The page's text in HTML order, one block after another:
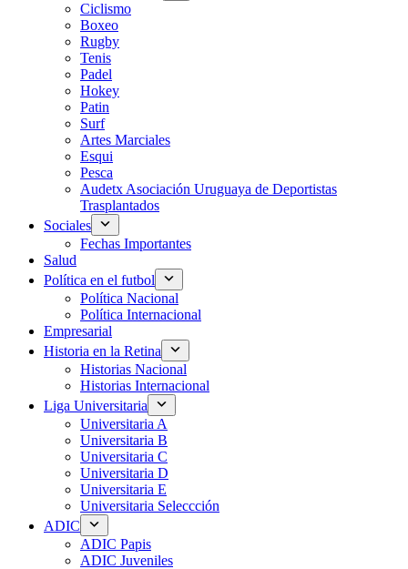
Ciclismo
Boxeo
Rugby
Tenis
Padel
Hokey
Patin
Surf
Artes Marciales
Esqui
Pesca
Audetx Asociación Uruguaya de Deportistas
Trasplantados
Sociales
Fechas Importantes
Salud
Política en el futbol
Política Nacional
Política Internacional
Empresarial
Historia en la Retina
Historias Nacional
Historias Internacional
Liga Universitaria
Universitaria A
Universitaria B
Universitaria C
Universitaria D
Universitaria E
Universitaria Seleccción
ADIC
ADIC Papis
ADIC Juveniles